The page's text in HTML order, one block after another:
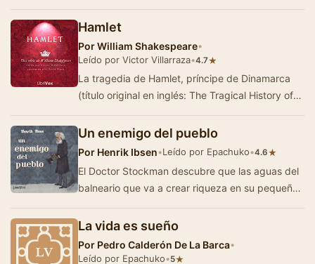
Hamlet
PorWilliam Shakespeare•
Leído por Victor Villarraza•4.7★
La tragedia de Hamlet, príncipe de Dinamarca
(título original en inglés: The Tragical History of
Un enemigo del pueblo
Por Henrik Ibsen•Leído por Epachuko•4.6★
El Doctor Stockman descubre que las aguas del
balneario que va a crear riqueza en su pequeño
La vida es sueño
Por Pedro Calderón De La Barca•
Leído por Epachuko•5★